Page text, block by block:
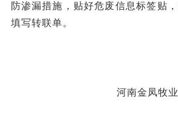
防渗漏措施，贴好危废信息标签贴
填写转联单。
河南金凤牧